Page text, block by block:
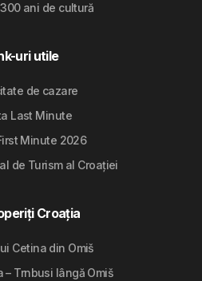
ani de cultură
uri utile
de cazare
Last Minute
Minute 2026
de Turism al Croației
Croația
Cetina din Omiš
– Trnbusi lângă Omiš